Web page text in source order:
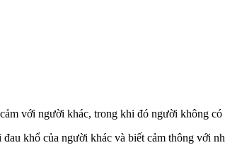
với người khác, trong khi đó người không
khổ của người khác và biết cảm thông